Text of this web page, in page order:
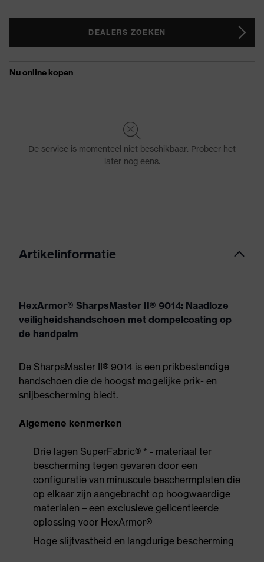
DEALERS ZOEKEN
Artikelinformatie
HexArmor® SharpsMaster II® 9014: Naadloze
veiligheidshandschoen met dompelcoating op
de handpalm
De SharpsMaster II® 9014 is een prikbestendige
handschoen die de hoogst mogelijke prik- en
snijbescherming biedt.
Algemene kenmerken
Drie lagen SuperFabric® * - materiaal ter
bescherming tegen gevaren door een
configuratie van minuscule beschermplaten die
op elkaar zijn aangebracht op hoogwaardige
materialen – een exclusieve gelicentieerde
oplossing voor HexArmor®
Hoge slijtvastheid en langdurige bescherming